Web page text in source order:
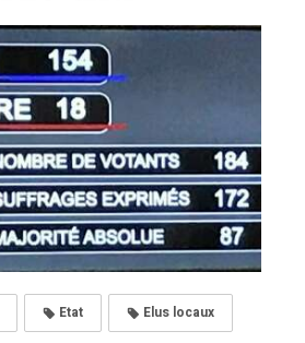
Etat Elus locaux